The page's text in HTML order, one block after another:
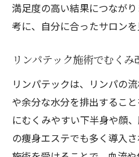
満足度の高い結果につなが
考に、自分に合ったサロンを
リンパテック施術でむく
リンパテックは、リンパの
や余分な水分を排出するこ
にむくみやすい下半身や顔
の痩身エステでも多く導入